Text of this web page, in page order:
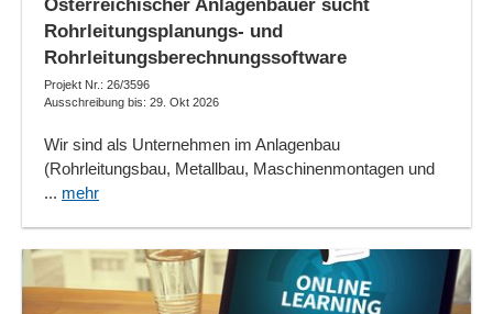
Österreichischer Anlagenbauer sucht
Rohrleitungsplanungs- und
Rohrleitungsberechnungssoftware
Projekt Nr.: 26/3596
Ausschreibung bis: 29. Okt 2026
Wir sind als Unternehmen im Anlagenbau
(Rohrleitungsbau, Metallbau, Maschinenmontagen und
... mehr